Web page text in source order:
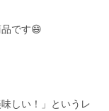
です😄
しい！」というレ